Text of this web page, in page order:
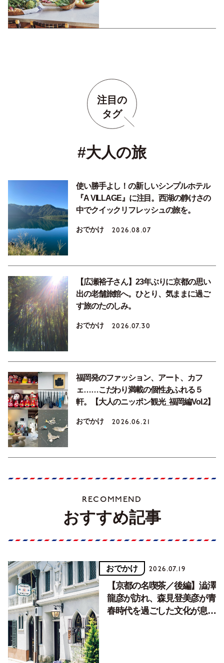
注目の
タグ
#大人の旅
使い勝手よし！の新しいシンプルホテル
『A VILLAGE』に注目。西湖の静けさの
中でクイックリフレッシュの旅を。
おでかけ 2026.08.07
【広瀬裕子さん】23年ぶりに京都の思い
出の老舗旅館へ。ひとり、気ままに過ご
す旅のたのしみ。
おでかけ 2026.07.30
福岡発のファッション、アート、カフ
ェ……こだわり満載の個性あふれる５
軒。【大人のニッポン観光_福岡編Vol.2】
おでかけ 2026.06.21
RECOMMEND
おすすめ記事
おでかけ 2026.07.19
【京都の名喫茶／後編】澁澤
龍彦が訪れ、森見登美彦が青
春時代を過ごした文化が息づ